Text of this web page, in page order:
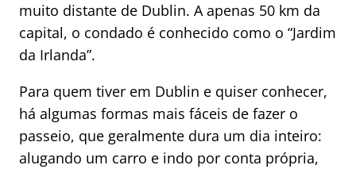
muito distante de Dublin. A apenas 50 km da
capital, o condado é conhecido como o “Jardim
da Irlanda”.
Para quem tiver em Dublin e quiser conhecer,
há algumas formas mais fáceis de fazer o
passeio, que geralmente dura um dia inteiro:
alugando um carro e indo por conta própria,